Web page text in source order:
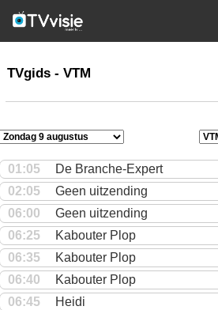
TVgids
TVgids - VTM
01:05
De Branche-Expert
02:05
Geen uitzending
06:00
Geen uitzending
06:25
Kabouter Plop
06:35
Kabouter Plop
06:40
Kabouter Plop
06:45
Heidi